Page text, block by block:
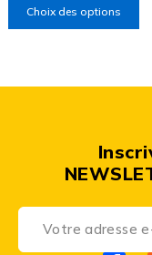
Choix des options